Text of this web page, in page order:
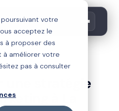
poursuivant votre
acceptez le
à proposer des
à améliorer votre
pas à consulter
une stratégie
à La